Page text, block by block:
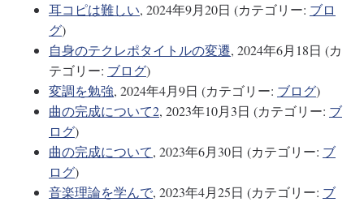
耳コピは難しい, 2024年9月20日 (カテゴリー: ブロ
グ)
自身のテクレポタイトルの変遷, 2024年6月18日 (カ
テゴリー: ブログ)
変調を勉強, 2024年4月9日 (カテゴリー: ブログ)
曲の完成について2, 2023年10月3日 (カテゴリー: ブ
ログ)
曲の完成について, 2023年6月30日 (カテゴリー: ブ
ログ)
音楽理論を学んで, 2023年4月25日 (カテゴリー: ブ